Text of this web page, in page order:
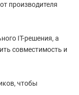
производителя
IT-решения, а
совместимость и
чтобы